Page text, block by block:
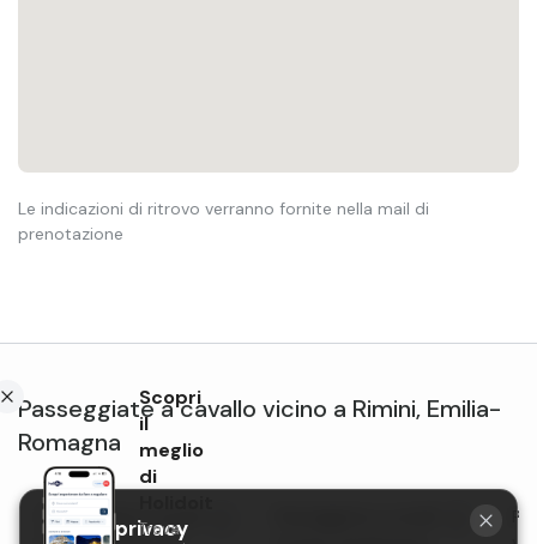
Le indicazioni di ritrovo verranno fornite nella mail di
prenotazione
Passeggiate a cavallo vicino a Rimini, Emilia-
Romagna
Passeggiata a cavallo nel
Scopri
il
meglio
di
Trova
La tua privacy